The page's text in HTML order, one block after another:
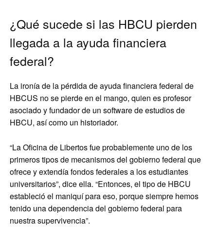
¿Qué sucede si las HBCU pierden
llegada a la ayuda financiera
federal?
La ironía de la pérdida de ayuda financiera federal de
HBCUS no se pierde en el mango, quien es profesor
asociado y fundador de un software de estudios de
HBCU, así como un historiador.
“La Oficina de Libertos fue probablemente uno de los
primeros tipos de mecanismos del gobierno federal que
ofrece y extendía fondos federales a los estudiantes
universitarios”, dice ella. “Entonces, el tipo de HBCU
estableció el maniquí para eso, porque siempre hemos
tenido una dependencia del gobierno federal para
nuestra supervivencia”.